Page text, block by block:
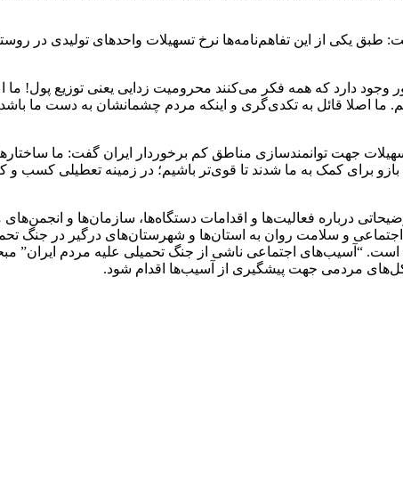
دارد که همه فکر می‌کنند محرومیت زدایی یعنی توزیع پول! ما
ما اصلا قائل به تکدی‌گری و اینکه مردم چشمانشان به دست ما
برای کمک به ما شدند تا قوی‌تر باشیم؛ در زمینه تعطیلی کسب و
فعالیت‌ها و اقدامات دستگاه‌ها، سازمان‌ها و انجمن‌های
و سلامت روان به استان‌ها و شهرستان‌های درگیر در جنگ
است. “آسیب‌های اجتماعی ناشی از جنگ تحمیلی علیه مردم
مردمی جهت پیشگیری از آسیب‌ها اقدام شود.